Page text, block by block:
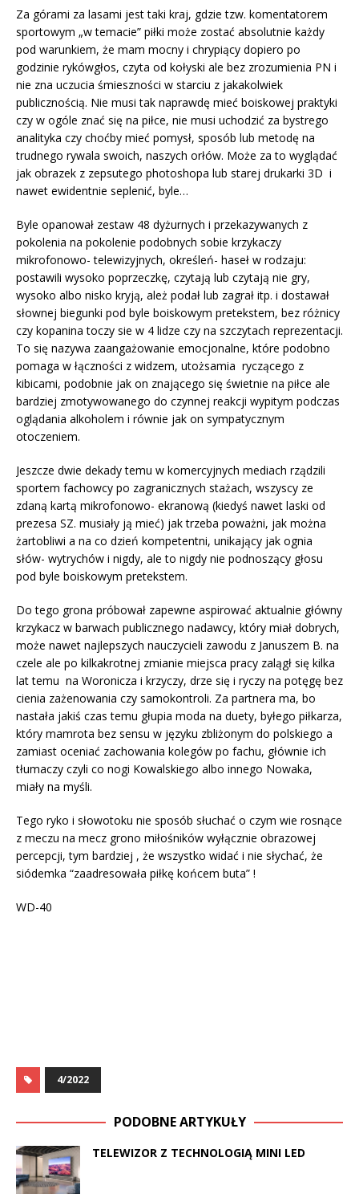
Za górami za lasami jest taki kraj, gdzie tzw. komentatorem
sportowym „w temacie” piłki może zostać absolutnie każdy
pod warunkiem, że mam mocny i chrypiący dopiero po
godzinie rykówgłos, czyta od kołyski ale bez zrozumienia PN i
nie zna uczucia śmieszności w starciu z jakakolwiek
publicznością. Nie musi tak naprawdę mieć boiskowej praktyki
czy w ogóle znać się na piłce, nie musi uchodzić za bystrego
analityka czy choćby mieć pomysł, sposób lub metodę na
trudnego rywala swoich, naszych orłów. Może za to wyglądać
jak obrazek z zepsutego photoshopa lub starej drukarki 3D i
nawet ewidentnie seplenić, byle…
Byle opanował zestaw 48 dyżurnych i przekazywanych z
pokolenia na pokolenie podobnych sobie krzykaczy
mikrofonowo- telewizyjnych, określeń- haseł w rodzaju:
postawili wysoko poprzeczkę, czytają lub czytają nie gry,
wysoko albo nisko kryją, ależ podał lub zagrał itp. i dostawał
słownej biegunki pod byle boiskowym pretekstem, bez różnicy
czy kopanina toczy sie w 4 lidze czy na szczytach reprezentacji.
To się nazywa zaangażowanie emocjonalne, które podobno
pomaga w łączności z widzem, utożsamia ryczącego z
kibicami, podobnie jak on znającego się świetnie na piłce ale
bardziej zmotywowanego do czynnej reakcji wypitym podczas
oglądania alkoholem i równie jak on sympatycznym
otoczeniem.
Jeszcze dwie dekady temu w komercyjnych mediach rządzili
sportem fachowcy po zagranicznych stażach, wszyscy ze
zdaną kartą mikrofonowo- ekranową (kiedyś nawet laski od
prezesa SZ. musiały ją mieć) jak trzeba poważni, jak można
żartobliwi a na co dzień kompetentni, unikający jak ognia
słów- wytrychów i nigdy, ale to nigdy nie podnoszący głosu
pod byle boiskowym pretekstem.
Do tego grona próbował zapewne aspirować aktualnie główny
krzykacz w barwach publicznego nadawcy, który miał dobrych,
może nawet najlepszych nauczycieli zawodu z Januszem B. na
czele ale po kilkakrotnej zmianie miejsca pracy zalągł się kilka
lat temu na Woronicza i krzyczy, drze się i ryczy na potęgę bez
cienia zażenowania czy samokontroli. Za partnera ma, bo
nastała jakiś czas temu głupia moda na duety, byłego piłkarza,
który mamrota bez sensu w języku zbliżonym do polskiego a
zamiast oceniać zachowania kolegów po fachu, głównie ich
tłumaczy czyli co nogi Kowalskiego albo innego Nowaka,
miały na myśli.
Tego ryko i słowotoku nie sposób słuchać o czym wie rosnące
z meczu na mecz grono miłośników wyłącznie obrazowej
percepcji, tym bardziej , że wszystko widać i nie słychać, że
siódemka “zaadresowała piłkę końcem buta” !
WD-40
4/2022
PODOBNE ARTYKUŁY
TELEWIZOR Z TECHNOLOGIĄ MINI LED